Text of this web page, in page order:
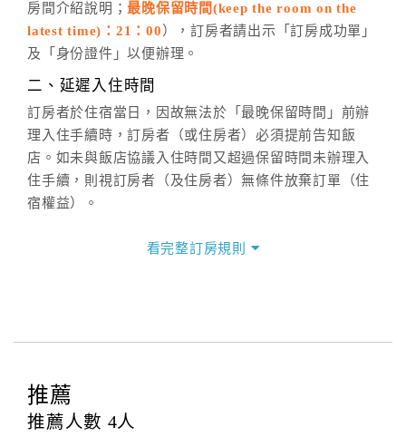
週一至週日，上午9:00～晚上6:00
六、聯絡方式
(07)9682715 。
房間介紹說明；最晚保留時間(keep the room on the
latest time)：21：00 ），訂房者請出示「訂房成功單」
及「身份證件」以便辦理。
二、延遲入住時間
訂房者於住宿當日，因故無法於「最晚保留時間」前辦
理入住手續時，訂房者（或住房者）必須提前告知飯
店。如未與飯店協議入住時間又超過保留時間未辦理入
住手續，則視訂房者（及住房者）無條件放棄訂單（住
宿權益）。
四、訂單異動
提出申辦不得異動訂單。
每筆訂單異動限定
看完整訂房規則
推薦
推薦人數 4人